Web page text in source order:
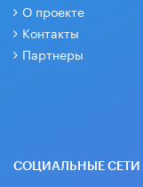
О проекте
Контакты
Партнеры
СОЦИАЛЬНЫЕ СЕТИ